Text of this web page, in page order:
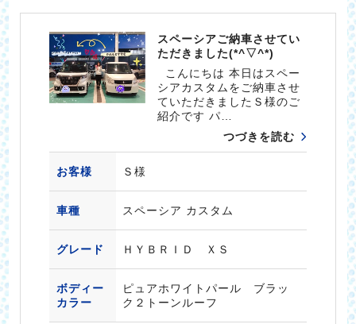
スペーシアご納車させてい
ただきました(*^▽^*)
こんにちは 本日はスペー
シアカスタムをご納車させ
ていただきましたＳ様のご
紹介です パ…
つづきを読む
お客様 Ｓ様
車種 スペーシア カスタム
グレード ＨＹＢＲＩＤ ＸＳ
ボディー
カラー
ピュアホワイトパール ブラッ
ク２トーンルーフ